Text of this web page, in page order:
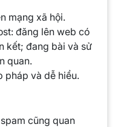
mạng xã hội.
đăng lên web có
kết; đang bài và sử
quan.
pháp và dễ hiểu.
cũng quan